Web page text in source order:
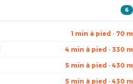
6
1 min à pied · 70 m
4 min à pied · 330 m
5 min à pied · 430 m
5 min à pied · 430 m